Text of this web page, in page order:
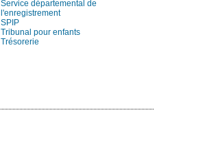
Service départemental de
l'enregistrement
SPIP
Tribunal pour enfants
Trésorerie